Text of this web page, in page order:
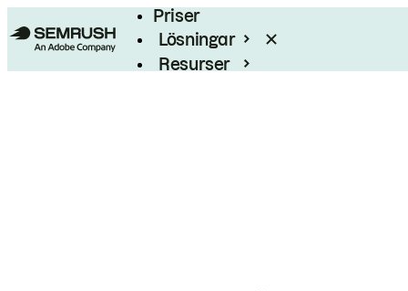
Priser
Lösningar
Resurser